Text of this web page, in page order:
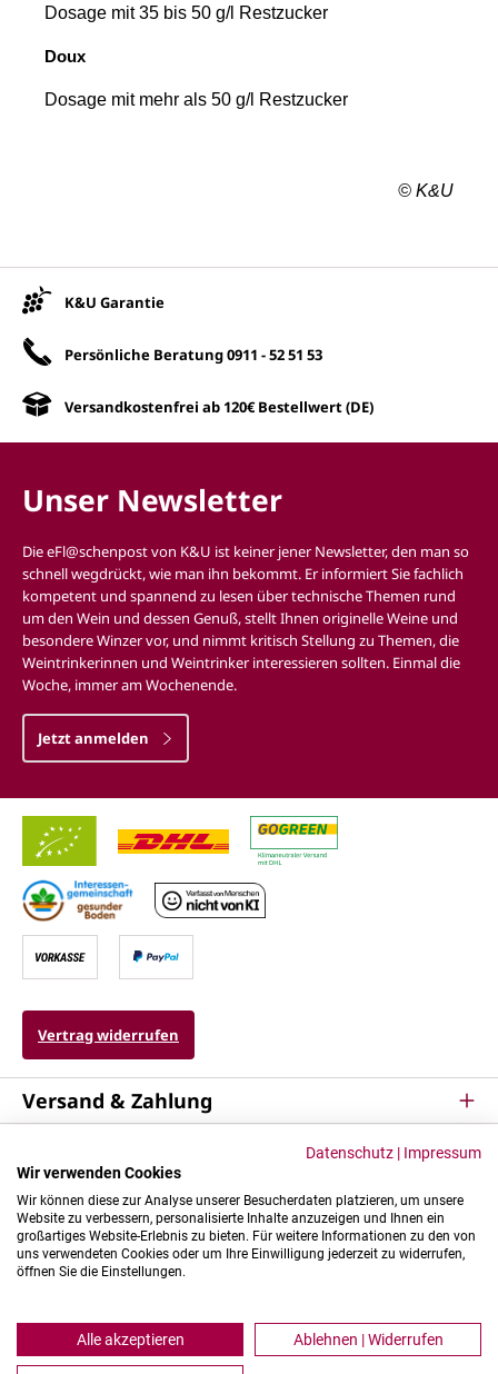
Dosage mit 35 bis 50 g/l Restzucker
Doux
Dosage mit mehr als 50 g/l Restzucker
© K&U
K&U Garantie
Persönliche Beratung0911 - 52 51 53
Versandkostenfrei ab 120€ Bestellwert (DE)
Unser Newsletter
Die eFl@schenpost von K&U ist keiner jener Newsletter, den man so
schnell wegdrückt, wie man ihn bekommt. Er informiert Sie fachlich
kompetent und spannend zu lesen über technische Themen rund
um den Wein und dessen Genuß, stellt Ihnen originelle Weine und
besondere Winzer vor, und nimmt kritisch Stellung zu Themen, die
Weintrinkerinnen und Weintrinker interessieren sollten. Einmal die
Woche, immer am Wochenende.
Jetzt anmelden
Vertrag widerrufen
Versand & Zahlung
Kontakt & Mehr
Datenschutz | Impressum
Wir verwenden Cookies
Wir können diese zur Analyse unserer Besucherdaten platzieren, um unsere
Website zu verbessern, personalisierte Inhalte anzuzeigen und Ihnen ein
großartiges Website-Erlebnis zu bieten. Für weitere Informationen zu den von
uns verwendeten Cookies oder um Ihre Einwilligung jederzeit zu widerrufen,
öffnen Sie die Einstellungen.
Alle akzeptieren Ablehnen | Widerrufen